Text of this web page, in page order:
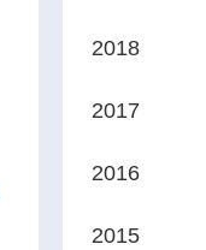
2018
2017
2016
2015